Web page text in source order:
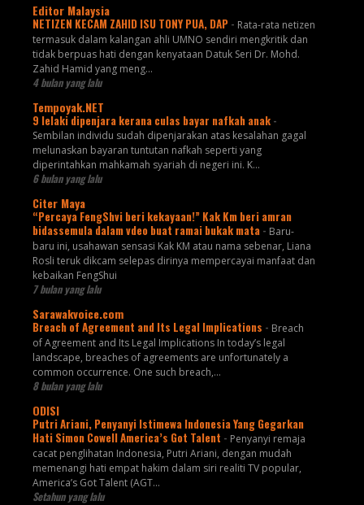
Editor Malaysia
NETIZEN KECAM ZAHID ISU TONY PUA, DAP - Rata-rata netizen
termasuk dalam kalangan ahli UMNO sendiri mengkritik dan
tidak berpuas hati dengan kenyataan Datuk Seri Dr. Mohd.
Zahid Hamid yang meng...
4 bulan yang lalu
Tempoyak.NET
9 lelaki dipenjara kerana culas bayar nafkah anak -
Sembilan individu sudah dipenjarakan atas kesalahan gagal
melunaskan bayaran tuntutan nafkah seperti yang
diperintahkan mahkamah syariah di negeri ini. K...
6 bulan yang lalu
Citer Maya
“Percaya FengShvi beri kekayaan!” Kak Km beri amran
bidassemula dalam vdeo buat ramai bukak mata - Baru-
baru ini, usahawan sensasi Kak KM atau nama sebenar, Liana
Rosli teruk dikcam selepas dirinya mempercayai manfaat dan
kebaikan FengShui
7 bulan yang lalu
Sarawakvoice.com
Breach of Agreement and Its Legal Implications - Breach
of Agreement and Its Legal Implications In today’s legal
landscape, breaches of agreements are unfortunately a
common occurrence. One such breach,...
8 bulan yang lalu
ODISI
Putri Ariani, Penyanyi Istimewa Indonesia Yang Gegarkan
Hati Simon Cowell America’s Got Talent - Penyanyi remaja
cacat penglihatan Indonesia, Putri Ariani, dengan mudah
memenangi hati empat hakim dalam siri realiti TV popular,
America’s Got Talent (AGT...
Setahun yang lalu